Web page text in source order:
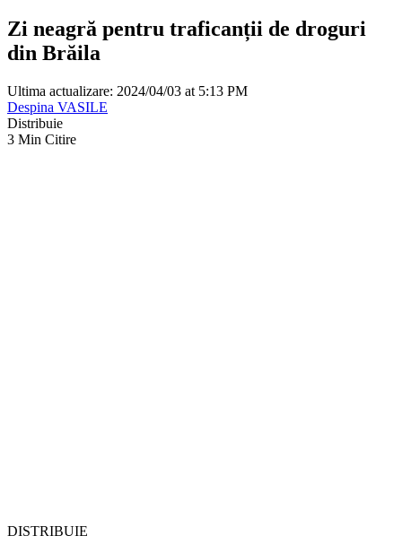
Zi neagră pentru traficanții de droguri
din Brăila
Ultima actualizare: 2024/04/03 at 5:13 PM
Despina VASILE
Distribuie
3 Min Citire
DISTRIBUIE